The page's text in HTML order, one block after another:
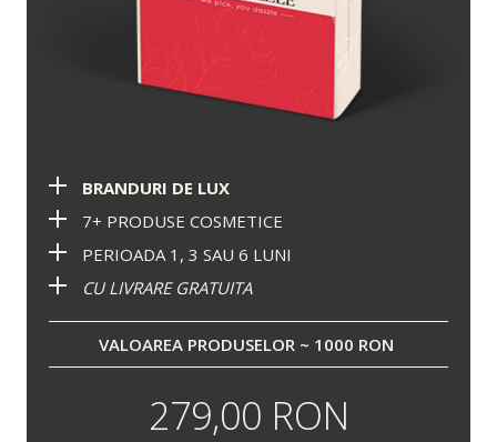
BRANDURI DE LUX
7+ PRODUSE COSMETICE
PERIOADA 1, 3 SAU 6 LUNI
CU LIVRARE GRATUITA
VALOAREA PRODUSELOR ~ 1000 RON
279,00 RON